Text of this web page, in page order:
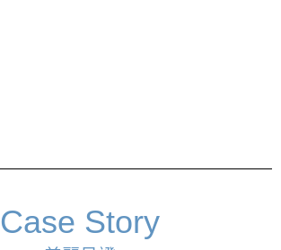
Case Story